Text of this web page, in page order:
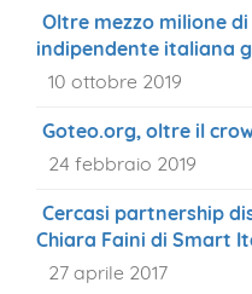
Oltre mezzo milione
indipendente italiana
10 ottobre 2019
Goteo.org, oltre il
24 febbraio 2019
Cercasi partnership
Chiara Faini di Smart
27 aprile 2017